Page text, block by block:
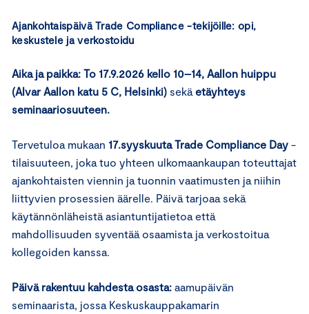
Ajankohtaispäivä Trade Compliance -tekijöille: opi,
keskustele ja verkostoidu
Aika ja paikka: To 17.9.2026 kello 10–14, Aallon huippu
(Alvar Aallon katu 5 C, Helsinki) sekä etäyhteys
seminaariosuuteen.
Tervetuloa mukaan 17.syyskuuta Trade Compliance Day -
tilaisuuteen, joka tuo yhteen ulkomaankaupan toteuttajat
ajankohtaisten viennin ja tuonnin vaatimusten ja niihin
liittyvien prosessien äärelle. Päivä tarjoaa sekä
käytännönläheistä asiantuntijatietoa että
mahdollisuuden syventää osaamista ja verkostoitua
kollegoiden kanssa.
Päivä rakentuu kahdesta osasta: aamupäivän
seminaarista, jossa Keskuskauppakamarin